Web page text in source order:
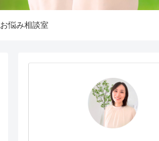
お悩み相談室